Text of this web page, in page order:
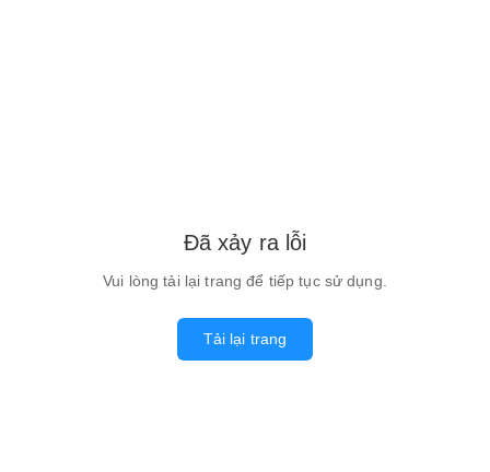
Đã xảy ra lỗi
Vui lòng tải lại trang để tiếp tục sử dụng.
Tải lại trang